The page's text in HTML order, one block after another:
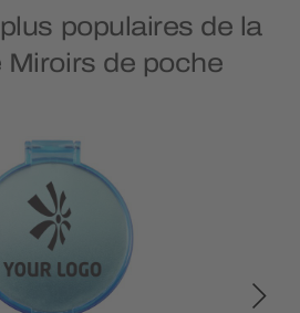
populaires de la
Miroirs de poche